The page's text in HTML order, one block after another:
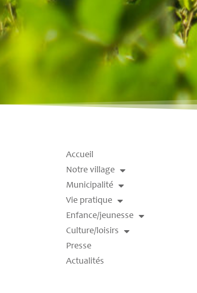
Accueil
Notre village
Municipalité
Vie pratique
Enfance/jeunesse
Culture/loisirs
Presse
Actualités